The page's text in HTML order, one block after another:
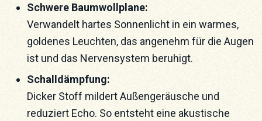
Schwere Baumwollplane:
Verwandelt hartes Sonnenlicht in ein warmes,
goldenes Leuchten, das angenehm für die Augen
ist und das Nervensystem beruhigt.
Schalldämpfung:
Dicker Stoff mildert Außengeräusche und
reduziert Echo. So entsteht eine akustische